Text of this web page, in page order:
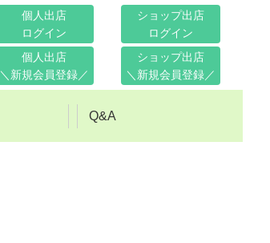
個人出店
ログイン
個人出店
＼新規会員登録／
ショップ出店
ログイン
ショップ出店
＼新規会員登録／
Q&A